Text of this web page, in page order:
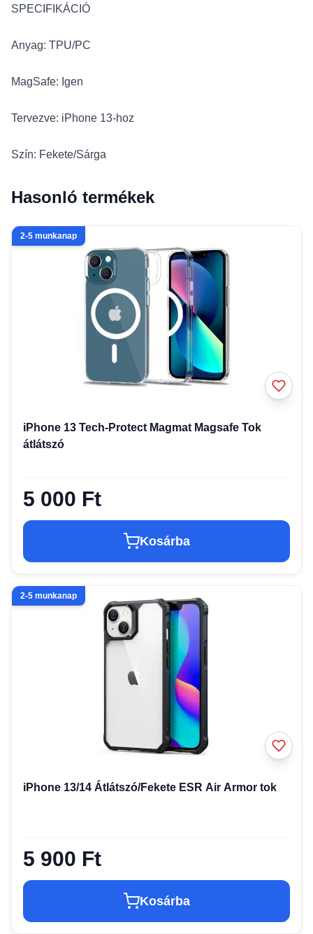
SPECIFIKÁCIÓ
Anyag: TPU/PC
MagSafe: Igen
Tervezve: iPhone 13-hoz
Szín: Fekete/Sárga
Hasonló termékek
2-5 munkanap
iPhone 13 Tech-Protect Magmat Magsafe Tok
átlátszó
5 000 Ft
Kosárba
2-5 munkanap
iPhone 13/14 Átlátszó/Fekete ESR Air Armor tok
5 900 Ft
Kosárba